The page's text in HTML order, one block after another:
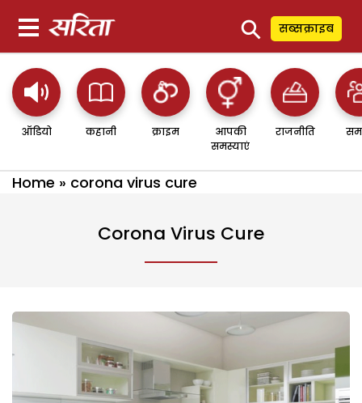
⚲ सब्सक्राइब
ऑडियो कहानी क्राइम
आपकी
समस्याएं
राजनीति
Home » corona virus cure
Corona Virus Cure